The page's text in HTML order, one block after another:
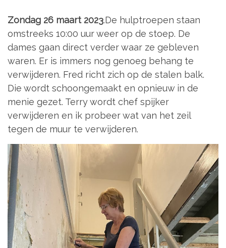
Zondag 26 maart 2023.De hulptroepen staan
omstreeks 10:00 uur weer op de stoep. De
dames gaan direct verder waar ze gebleven
waren. Er is immers nog genoeg behang te
verwijderen. Fred richt zich op de stalen balk.
Die wordt schoongemaakt en opnieuw in de
menie gezet. Terry wordt chef spijker
verwijderen en ik probeer wat van het zeil
tegen de muur te verwijderen.